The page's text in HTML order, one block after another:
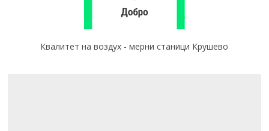
Квалитет на воздух - мерни станици Крушево